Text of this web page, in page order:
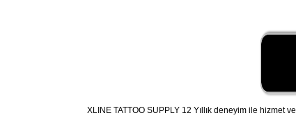
XLINE TATTOO SUPPLY 12 Yıllık deneyim ile